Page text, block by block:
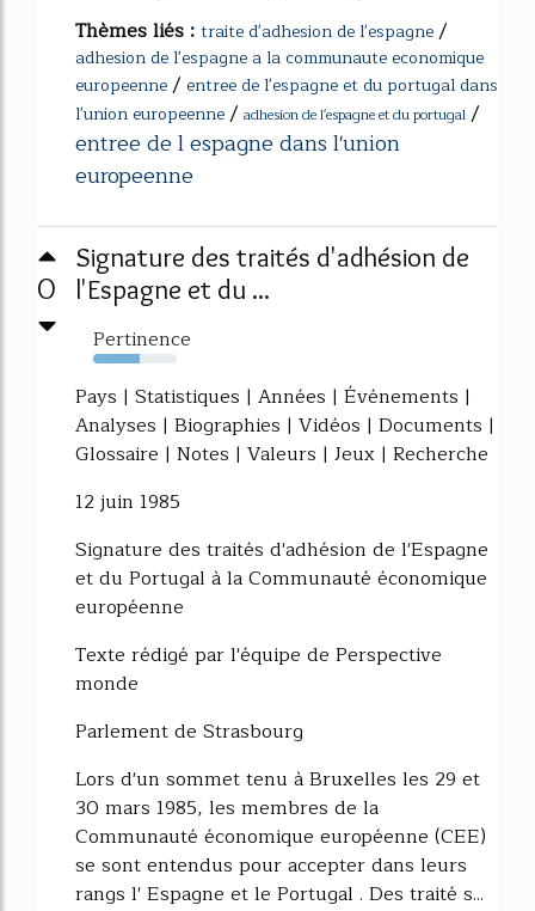
Thèmes liés : traite d'adhesion de l'espagne/
adhesion de l'espagne a la communaute economique
europeenne/ entree de l'espagne et du portugal dans
l'union europeenne/ adhesion de l'espagne et du portugal /
entree de l espagne dans l'union
europeenne
0
Signature des traités d'adhésion de
l'Espagne et du ...
Pertinence
56%
Pays | Statistiques | Années | Événements |
Analyses | Biographies | Vidéos | Documents |
Glossaire | Notes | Valeurs | Jeux | Recherche
12 juin 1985
Signature des traités d'adhésion de l'Espagne
et du Portugal à la Communauté économique
européenne
Texte rédigé par l'équipe de Perspective
monde
Parlement de Strasbourg
Lors d'un sommet tenu à Bruxelles les 29 et
30 mars 1985, les membres de la
Communauté économique européenne (CEE)
se sont entendus pour accepter dans leurs
rangs l' Espagne et le Portugal . Des traité s...